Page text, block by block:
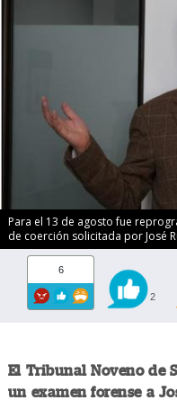
Para el 13 de agosto fue
de coerción solicitada por José
6
2
El Tribunal Noveno de
un examen forense a